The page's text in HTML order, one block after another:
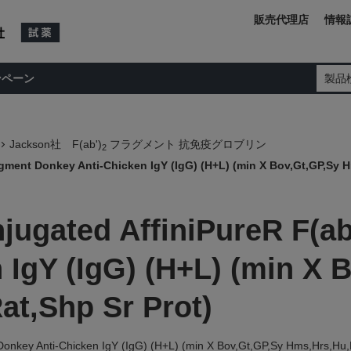
ーン 製品
販売代理店 情報
Jackson社 F(ab')2 フラグメント 抗免疫グロブリン
Donkey Anti-Chicken IgY (IgG) (H+L) (min X Bov,Gt,GP,Sy
AffiniPureR
(IgG) (H+L) (min X
Sr Prot)
Anti-Chicken IgY (IgG) (H+L) (min X Bov,Gt,GP,Sy